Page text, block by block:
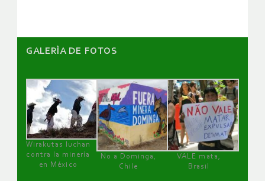
GALERÌA DE FOTOS
Wirakutas luchan
contra la minería
en México
No a Dominga,
Chile
VALE mata,
Brasil